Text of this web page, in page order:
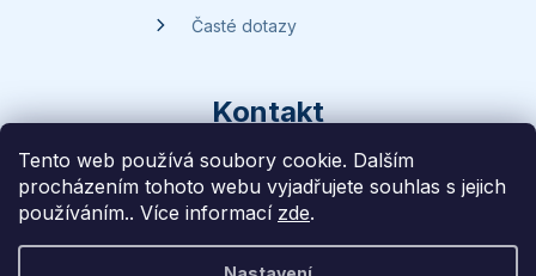
Tento web používá soubory cookie. Dalším
procházením tohoto webu vyjadřujete souhlas s jejich
používáním.. Více informací zde.
Časté dotazy
Kontakt
dotazy @handsave.cz
774 669 457